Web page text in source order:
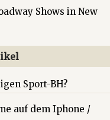
Shows in New
Sport-BH?
auf dem Iphone /